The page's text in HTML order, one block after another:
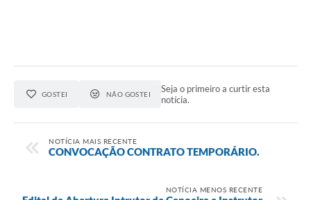
GOSTEI NÃO GOSTEI
Seja o primeiro a curtir esta
notícia.
NOTÍCIA MAIS RECENTE
CONVOCAÇÃO CONTRATO TEMPORÁRIO.
NOTÍCIA MENOS RECENTE